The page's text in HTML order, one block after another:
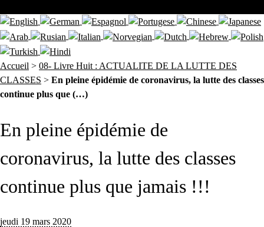
Accueil > 08- Livre Huit : ACTUALITE DE LA LUTTE DES
CLASSES > En pleine épidémie de coronavirus, la lutte des classes
continue plus que (…)
En pleine épidémie de
coronavirus, la lutte des classes
continue plus que jamais !!!
jeudi 19 mars 2020